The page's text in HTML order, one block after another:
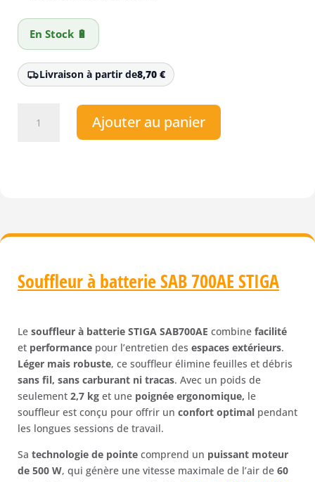
En Stock 🔋
Livraison à partir de8,70 €
(Pack
Batteries
+
Ajouter au panier
Souffleur à batterie SAB 700AE STIGA
Le souffleur à batterie STIGA SAB700AE combine facilité
et performance pour l’entretien des espaces extérieurs.
Léger mais robuste, ce souffleur élimine feuilles et débris
sans fil, sans carburant ni tracas. Avec un poids de
seulement 2,7 kg et une poignée ergonomique, le
souffleur est conçu pour offrir un confort optimal pendant
les longues sessions de travail.
Sa technologie de pointe comprend un puissant moteur
de 500 W, qui génère une vitesse maximale de l’air de 60